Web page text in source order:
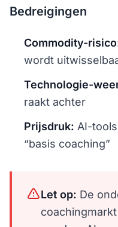
Bedreigingen
Commodity-
wordt
Technologie-
raakt achter
Prijsdruk: AI-
“basis coaching”
Let op: De